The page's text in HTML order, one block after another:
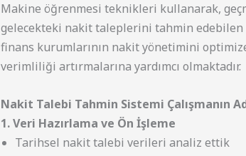
Makine öğrenmesi teknikleri kullanarak,
gelecekteki nakit taleplerini tahmin
finans kurumlarının nakit yönetimini
verimliliği artırmalarına yardımcı olmaktadır.
Nakit Talebi Tahmin Sistemi Çalışmanın
1. Veri Hazırlama ve Ön İşleme
Tarihsel nakit talebi verileri analiz ettik